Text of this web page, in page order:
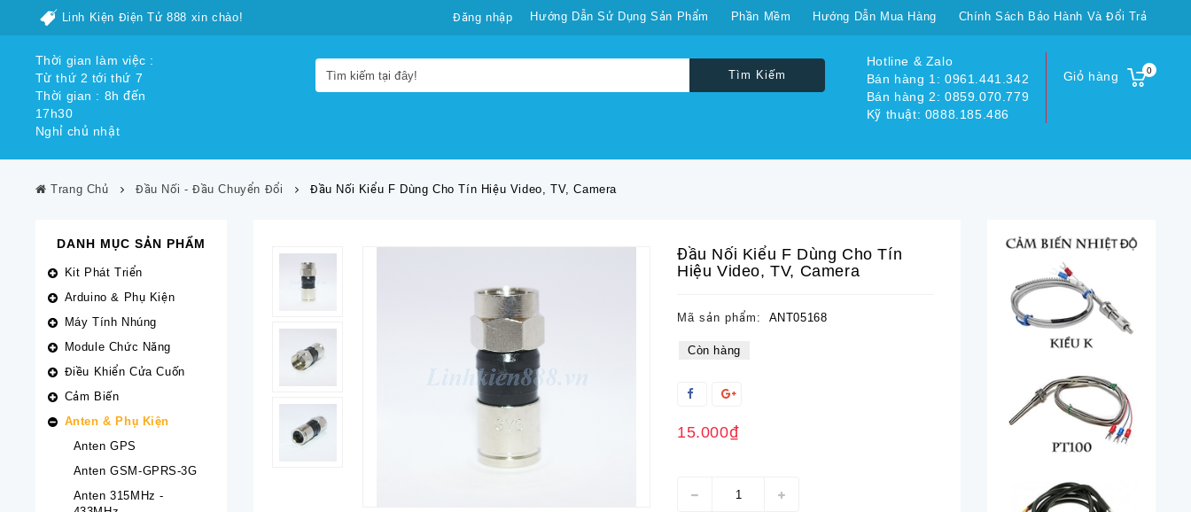
Linh Kiện Điện Tử 888 xin chào! Hướng Dẫn Sử Dụng Sản Phẩm Phần Mềm Hướng Dẫn Mua Hàng Chính Sách Bảo Hành Và Đổi Trả
Đăng nhập
Thời gian làm việc :
Từ thứ 2 tới thứ 7
Thời gian : 8h đến
17h30
Nghỉ chủ nhật
Giỏ hàng 0
Hotline & Zalo
Bán hàng 1: 0961.441.342
Bán hàng 2: 0859.070.779
Kỹ thuật: 0888.185.486
Tìm Kiếm
Trang Chủ Đầu Nối - Đầu Chuyển Đổi Đầu Nối Kiểu F Dùng Cho Tín Hiệu Video, TV, Camera
DANH MỤC SẢN PHẨM
Kit Phát Triển
Arduino & Phụ Kiện
Máy Tính Nhúng
Module Chức Năng
Điều Khiển Cửa Cuốn
Cảm Biến
Anten & Phụ Kiện
Anten GPS
Anten GSM-GPRS-3G
Anten 315MHz -
Đầu Nối Kiểu F Dùng Cho Tín
Hiệu Video, TV, Camera
Mã sản phẩm: ANT05168
Còn hàng
15.000₫